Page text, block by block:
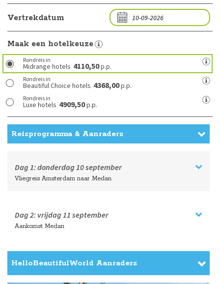
Vertrekdatum
Maak een hotelkeuze
Rondreis in
Midrange hotels 4110,50p.p.
Rondreis in
Beautiful Choice hotels 4368,00p.p.
Rondreis in
Luxe hotels 4909,50p.p.
Reisprogramma & Aanraders
Dag 1:donderdag 10 september
Vliegreis Amsterdam naar Medan
Dag 2: vrijdag 11 september
Aankomst Medan
HelloBeautifulWorld Aanraders